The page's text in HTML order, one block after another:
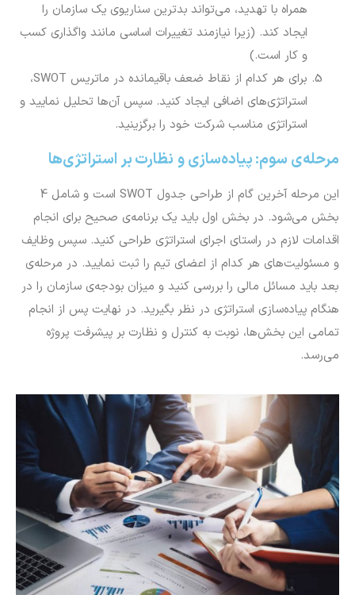
همراه با تهدید، می‌تواند بدترین سناریوی یک سازمان را
ایجاد کند. (زیرا نیازمند تغییرات اساسی مانند واگذاری کسب
و کار است.)
برای هر کدام از نقاط ضعف باقیمانده در ماتریس SWOT،
استراتژی‌های اضافی ایجاد کنید. سپس آن‌ها تحلیل نمایید و
استراتژی مناسب شرکت خود را برگزینید.
مرحله‌ی سوم: پیاده‌سازی و نظارت بر استراتژی‌ها
این مرحله آخرین گام از طراحی جدول SWOT است و شامل 4
بخش می‌شود. در بخش اول باید یک برنامه‌ی صحیح برای انجام
اقدامات لازم در راستای اجرای استراتژی طراحی کنید. سپس وظایف
و مسئولیت‌های هر کدام از اعضای تیم را ثبت نمایید. در مرحله‌ی
بعد باید مسائل مالی را بررسی کنید و میزان بودجه‌ی سازمان را در
هنگام پیاده‌سازی استراتژی در نظر بگیرید. در نهایت پس از انجام
تمامی این بخش‌ها، نوبت به کنترل و نظارت بر پیشرفت پروژه
می‌رسد.